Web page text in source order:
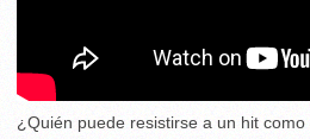
¿Quién puede resistirse a un hit